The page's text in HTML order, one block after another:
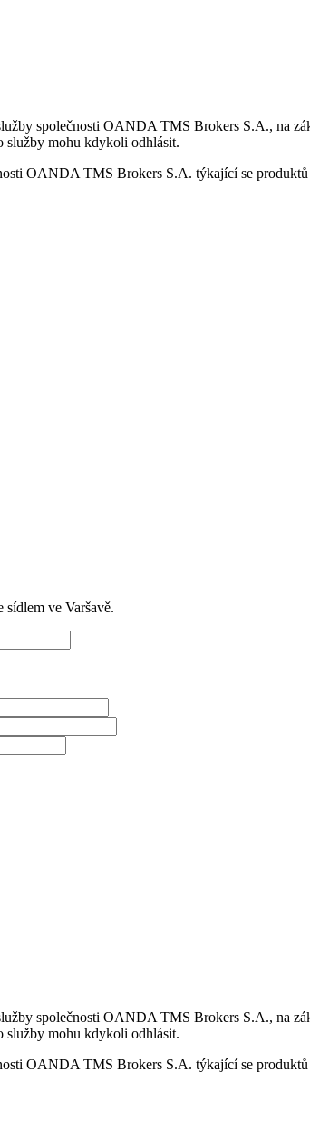
společnosti OANDA TMS Brokers S.A., na
služby mohu kdykoli odhlásit.
OANDA TMS Brokers S.A. týkající se
ve Varšavě.
společnosti OANDA TMS Brokers S.A., na
služby mohu kdykoli odhlásit.
OANDA TMS Brokers S.A. týkající se